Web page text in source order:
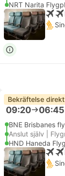
NRT Narita
Bekräftelse direkt
09:20 06:45
BNE Brisbanes
Anslut själv |
HND Haneda